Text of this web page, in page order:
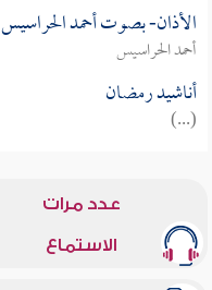
الأذان- بصوت أحمد الحراسيس
أحمد الحراسيس
أناشيد رمضان
(...)
عدد مرات
الاستماع